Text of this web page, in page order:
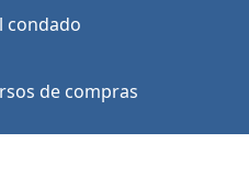
condado
de compras